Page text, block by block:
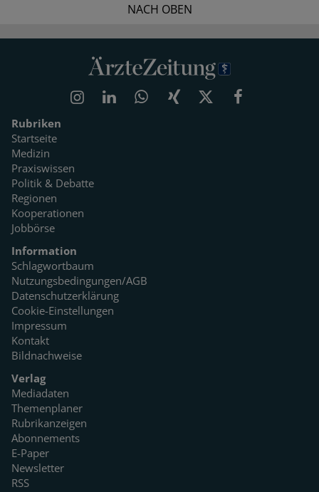
NACH OBEN
Rubriken
Startseite
Medizin
Praxiswissen
Politik & Debatte
Regionen
Kooperationen
Jobbörse
Information
Schlagwortbaum
Nutzungsbedingungen/AGB
Datenschutzerklärung
Cookie-Einstellungen
Impressum
Kontakt
Bildnachweise
Verlag
Mediadaten
Themenplaner
Rubrikanzeigen
Abonnements
E-Paper
Newsletter
RSS